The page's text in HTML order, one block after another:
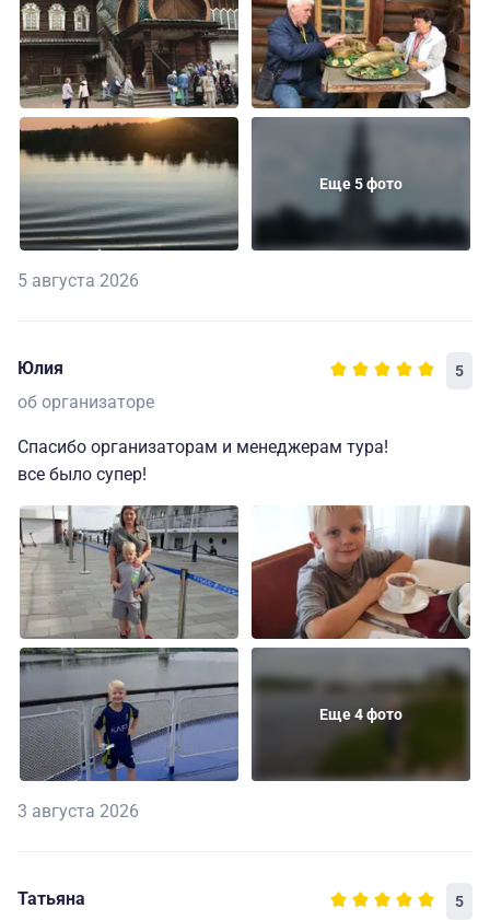
Еще 5 фото
5 августа 2026
Юлия 5
об организаторе
Спасибо организаторам и менеджерам тура!
все было супер!
Еще 4 фото
3 августа 2026
Татьяна 5